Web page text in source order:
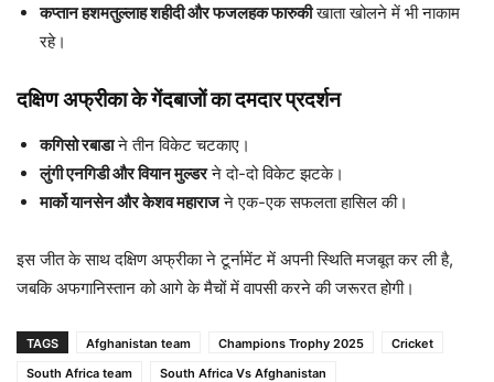
कप्तान हशमतुल्लाह शहीदी और फजलहक फारुकीखाता खोलने में भी नाकाम
रहे।
दक्षिण अफ्रीका के गेंदबाजों का दमदार प्रदर्शन
कगिसो रबाडाने तीन विकेट चटकाए।
लुंगी एनगिडी और वियान मुल्डरने दो-दो विकेट झटके।
मार्को यानसेन और केशव महाराजने एक-एक सफलता हासिल की।
इस जीत के साथ दक्षिण अफ्रीका ने टूर्नामेंट में अपनी स्थिति मजबूत कर ली है,
जबकि अफगानिस्तान को आगे के मैचों में वापसी करने की जरूरत होगी।
TAGS Afghanistan team Champions Trophy 2025
Cricket
South Africa team
South Africa Vs Afghanistan